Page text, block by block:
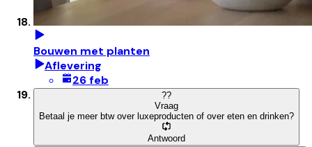
Bouwen met planten
Aflevering
26 feb
??
Vraag
Betaal je meer btw over luxeproducten of over eten en drinken?
Antwoord